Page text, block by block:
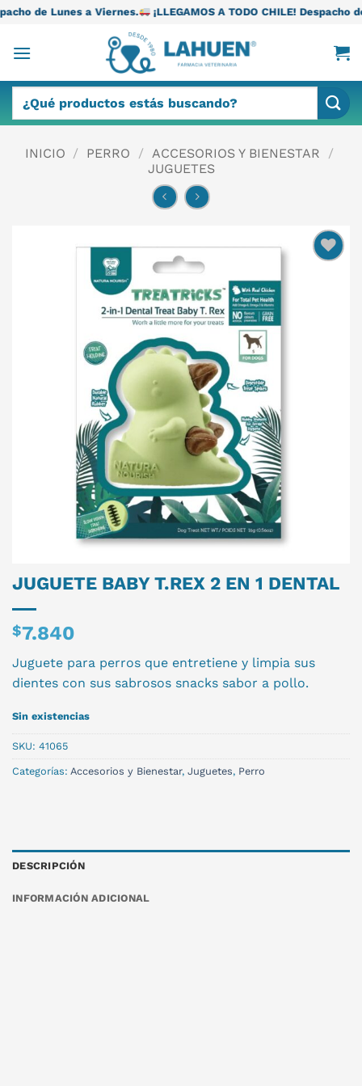
Saltar
contenido
Viernes. ¡LLEGAMOS A TODO CHILE! Despacho de Lunes a
por:
INICIO / PERRO / ACCESORIOS Y BIENESTAR
/
JUGUETES
JUGUETE BABY T.REX 2 EN 1 DENTAL
$7.840
Juguete para perros que entretiene y limpia sus
dientes con sus sabrosos snacks sabor a pollo.
Sin existencias
SKU: 41065
Categorías: Accesorios y Bienestar, Juguetes, Perro
DESCRIPCIÓN
INFORMACIÓN ADICIONAL